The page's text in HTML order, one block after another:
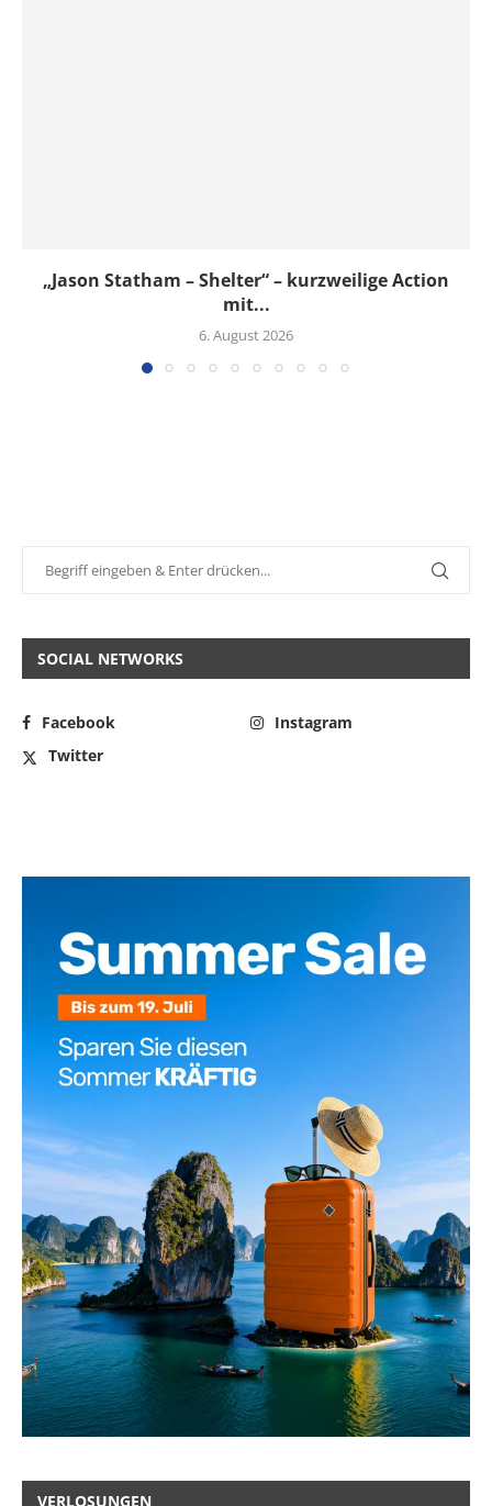
„Jason Statham – Shelter“ – kurzweilige Action
mit...
6. August 2026
SOCIAL NETWORKS
Facebook
Instagram
Twitter
VERLOSUNGEN